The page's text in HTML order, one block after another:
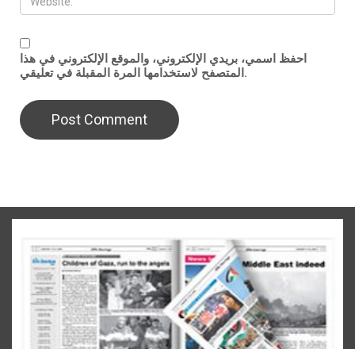
احفظ اسمي، بريدي الإلكتروني، والموقع الإلكتروني في هذا
المتصفح لاستخدامها المرة المقبلة في تعليقي.